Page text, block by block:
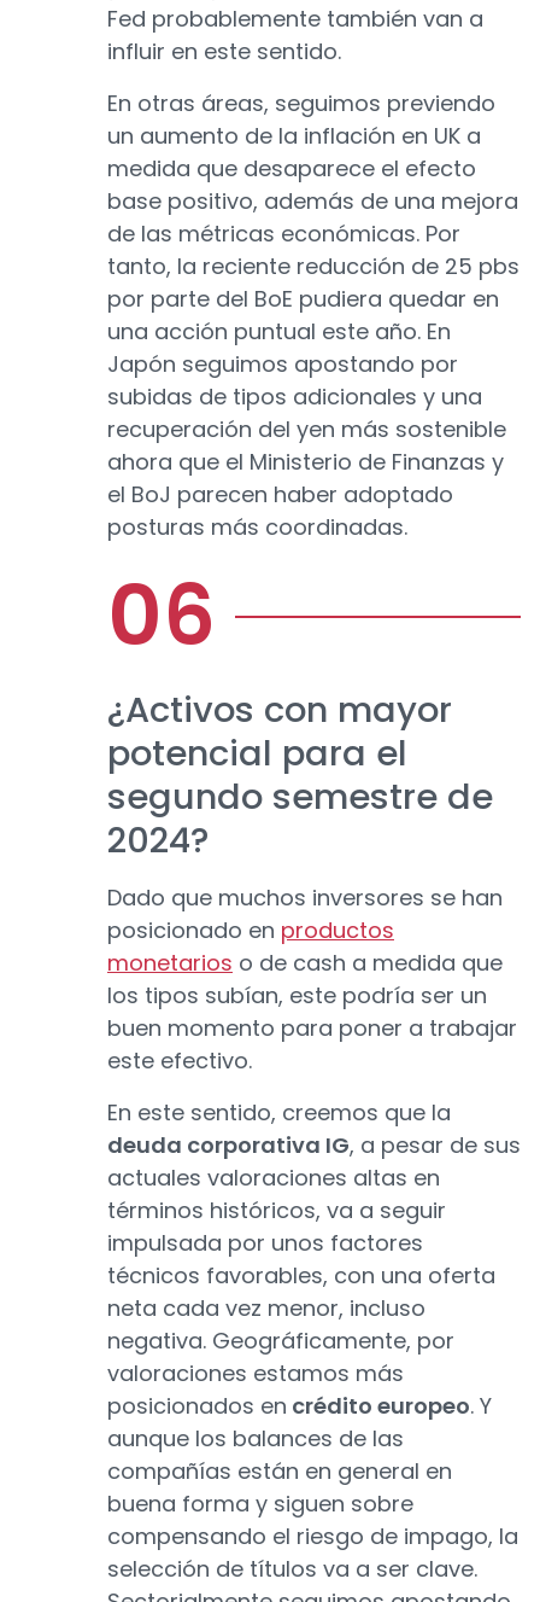
Fed probablemente también van a
influir en este sentido.
En otras áreas, seguimos previendo
un aumento de la inflación en UK a
medida que desaparece el efecto
base positivo, además de una mejora
de las métricas económicas. Por
tanto, la reciente reducción de 25 pbs
por parte del BoE pudiera quedar en
una acción puntual este año. En
Japón seguimos apostando por
subidas de tipos adicionales y una
recuperación del yen más sostenible
ahora que el Ministerio de Finanzas y
el BoJ parecen haber adoptado
posturas más coordinadas.
¿Activos con mayor
potencial para el
segundo semestre de
2024?
Dado que muchos inversores se han
posicionado en productos
monetarios o de cash a medida que
los tipos subían, este podría ser un
buen momento para poner a trabajar
este efectivo.
En este sentido, creemos que la
deuda corporativa IG, a pesar de sus
actuales valoraciones altas en
términos históricos, va a seguir
impulsada por unos factores
técnicos favorables, con una oferta
neta cada vez menor, incluso
negativa. Geográficamente, por
valoraciones estamos más
posicionados en crédito europeo. Y
aunque los balances de las
compañías están en general en
buena forma y siguen sobre
compensando el riesgo de impago, la
selección de títulos va a ser clave.